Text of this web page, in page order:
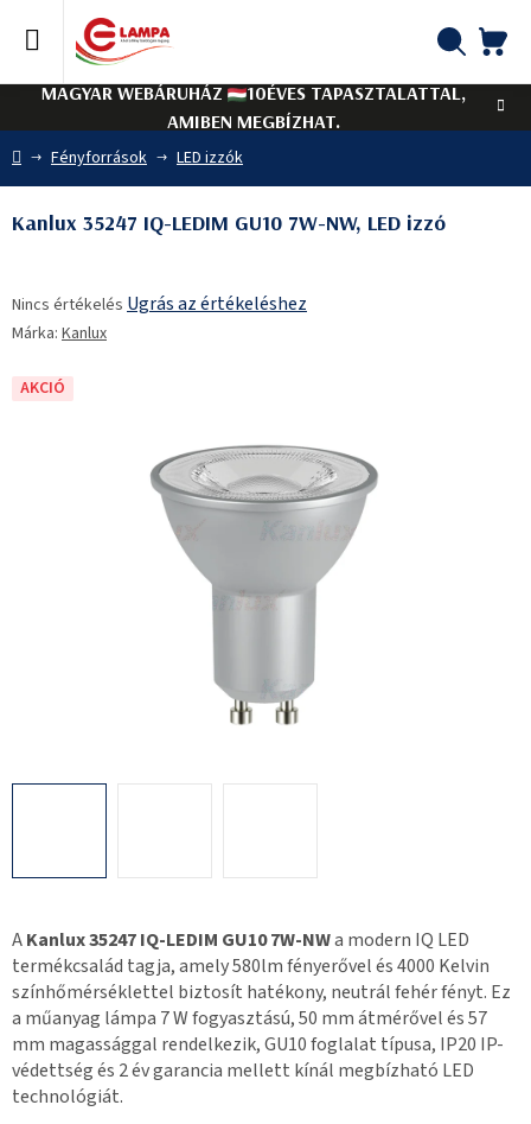
tartalomhoz
MAGYAR WEBÁRUHÁZ
10ÉVES TAPASZTALATTAL,
AMIBEN MEGBÍZHAT.
Kezdőlap
Fényforrások LED izzók
AKanlux 35247 IQ-LEDIM GU10 7W-NWa modern IQ LED
termékcsalád tagja, amely 580lm fényerővel és 4000 Kelvin
színhőmérséklettel biztosít hatékony, neutrál fehér fényt. Ez
a műanyag lámpa 7 W fogyasztású, 50 mm átmérővel és 57
mm magassággal rendelkezik, GU10 foglalat típusa, IP20 IP-
védettség és 2 év garancia mellett kínál megbízható LED
technológiát.
Kanlux 35247 IQ-LEDIM GU10 7W-NW, LED izzó
termék
átlagos
5-
Nincs értékelés Ugrás az értékeléshez
Márka: Kanlux
AKCIÓ